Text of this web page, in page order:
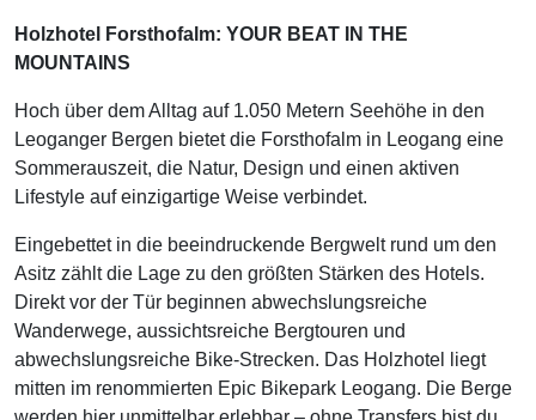
Holzhotel Forsthofalm: YOUR BEAT IN THE
MOUNTAINS
Hoch über dem Alltag auf 1.050 Metern Seehöhe in den
Leoganger Bergen bietet die Forsthofalm in Leogang eine
Sommerauszeit, die Natur, Design und einen aktiven
Lifestyle auf einzigartige Weise verbindet.
Eingebettet in die beeindruckende Bergwelt rund um den
Asitz zählt die Lage zu den größten Stärken des Hotels.
Direkt vor der Tür beginnen abwechslungsreiche
Wanderwege, aussichtsreiche Bergtouren und
abwechslungsreiche Bike-Strecken. Das Holzhotel liegt
mitten im renommierten Epic Bikepark Leogang. Die Berge